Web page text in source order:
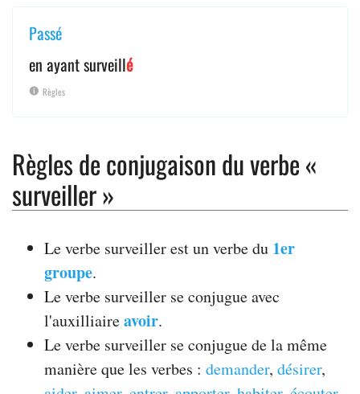
Passé
en ayant surveillé
Règles
Règles de conjugaison du verbe «
surveiller »
Le verbe surveiller est un verbe du 1er
groupe.
Le verbe surveiller se conjugue avec
l'auxilliaireavoir.
Le verbe surveiller se conjugue de la même
manière que les verbes : demander, désirer,